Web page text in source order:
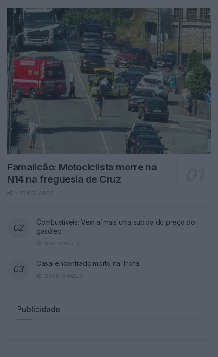
Famalicão: Motociclista morre na
N14 na freguesia de Cruz
4754 SHARES
Combustíveis: Vem aí mais uma subida do preço do
gasóleo
3781 SHARES
Casal encontrado morto na Trofa
2968 SHARES
Publicidade